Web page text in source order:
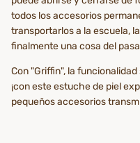
todos los accesorios
transportarlos a la escuela,
finalmente una cosa del
Con "Griffin", la
¡con este estuche de piel
pequeños accesorios